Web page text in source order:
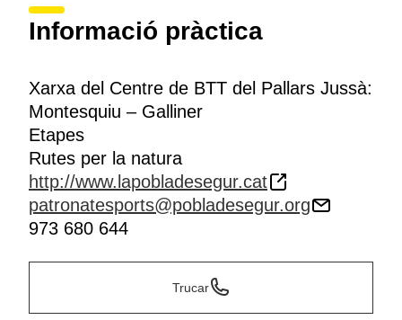
Informació pràctica
Xarxa del Centre de BTT del Pallars Jussà:
Montesquiu – Galliner
Etapes
Rutes per la natura
http://www.lapobladesegur.cat
patronatesports@pobladesegur.org
973 680 644
Trucar